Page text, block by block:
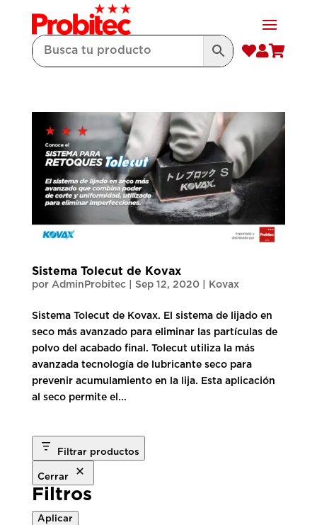

Sistema Tolecut de Kovax
por AdminProbitec| Sep 12, 2020| Kovax
Sistema Tolecut de Kovax. El sistema de lijado en
seco más avanzado para eliminar las partículas de
polvo del acabado final. Tolecut utiliza la más
avanzada tecnología de lubricante seco para
prevenir acumulamiento en la lija. Esta aplicación
al seco permite el...
Filtrar productos
Cerrar
Filtros
Aplicar